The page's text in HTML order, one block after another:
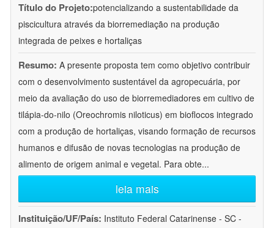
Título do Projeto:potencializando a sustentabilidade da
piscicultura através da biorremediação na produção
integrada de peixes e hortaliças
Resumo: A presente proposta tem como objetivo contribuir
com o desenvolvimento sustentável da agropecuária, por
meio da avaliação do uso de biorremediadores em cultivo de
tilápia-do-nilo (Oreochromis niloticus) em bioflocos integrado
com a produção de hortaliças, visando formação de recursos
humanos e difusão de novas tecnologias na produção de
alimento de origem animal e vegetal. Para obte...
leia mais
Instituição/UF/País: Instituto Federal Catarinense - SC -